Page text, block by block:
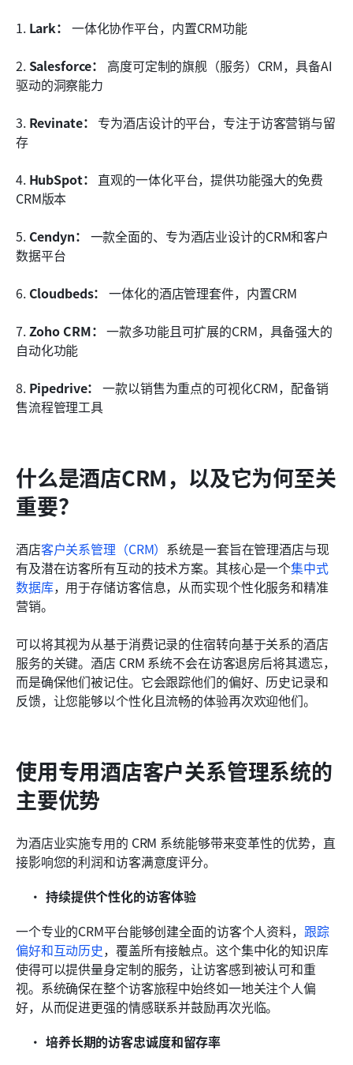
1. Lark： 一体化协作平台，内置CRM功能
2. Salesforce：
高度可定制的旗舰（服务）CRM，具备AI
驱动的洞察能力
3. Revinate： 专为酒店设计的平台，专注于访客营销与留
存
4. HubSpot： 直观的一体化平台，提供功能强大的免费
CRM版本
5. Cendyn： 一款全面的、专为酒店业设计的CRM和客户
数据平台
6. Cloudbeds： 一体化的酒店管理套件，内置CRM
7. Zoho CRM： 一款多功能且可扩展的CRM，具备强大的
自动化功能
8. Pipedrive： 一款以销售为重点的可视化CRM，配备销
售流程管理工具
什么是酒店CRM，以及它为何至关
重要？
酒店客户关系管理（CRM） 系统是一套旨在管理酒店与现
有及潜在访客所有互动的技术方案。其核心是一个集中式
数据库，用于存储访客信息，从而实现个性化服务和精准
营销。
可以将其视为从基于消费记录的住宿转向基于关系的酒店
服务的关键。酒店 CRM 系统不会在访客退房后将其遗忘，
而是确保他们被记住。它会跟踪他们的偏好、历史记录和
反馈，让您能够以个性化且流畅的体验再次欢迎他们。
使用专用酒店客户关系管理系统的
主要优势
为酒店业实施专用的 CRM 系统能够带来变革性的优势，直
接影响您的利润和访客满意度评分。
持续提供个性化的访客体验
一个专业的CRM平台能够创建全面的访客个人资料， 跟踪
偏好和互动历史，覆盖所有接触点。这个集中化的知识库
使得可以提供量身定制的服务，让访客感到被认可和重
视。系统确保在整个访客旅程中始终如一地关注个人偏
好，从而促进更强的情感联系并鼓励再次光临。
培养长期的访客忠诚度和留存率